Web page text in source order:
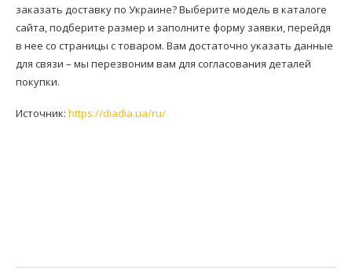
заказать доставку по Украине? Выберите модель в каталоге
сайта, подберите размер и заполните форму заявки, перейдя
в нее со страницы с товаром. Вам достаточно указать данные
для связи – мы перезвоним вам для согласования деталей
покупки.
Источник: https://diadia.ua/ru/